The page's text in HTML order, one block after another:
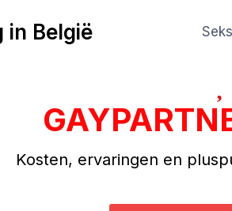
in België
Kosten, ervaringen en